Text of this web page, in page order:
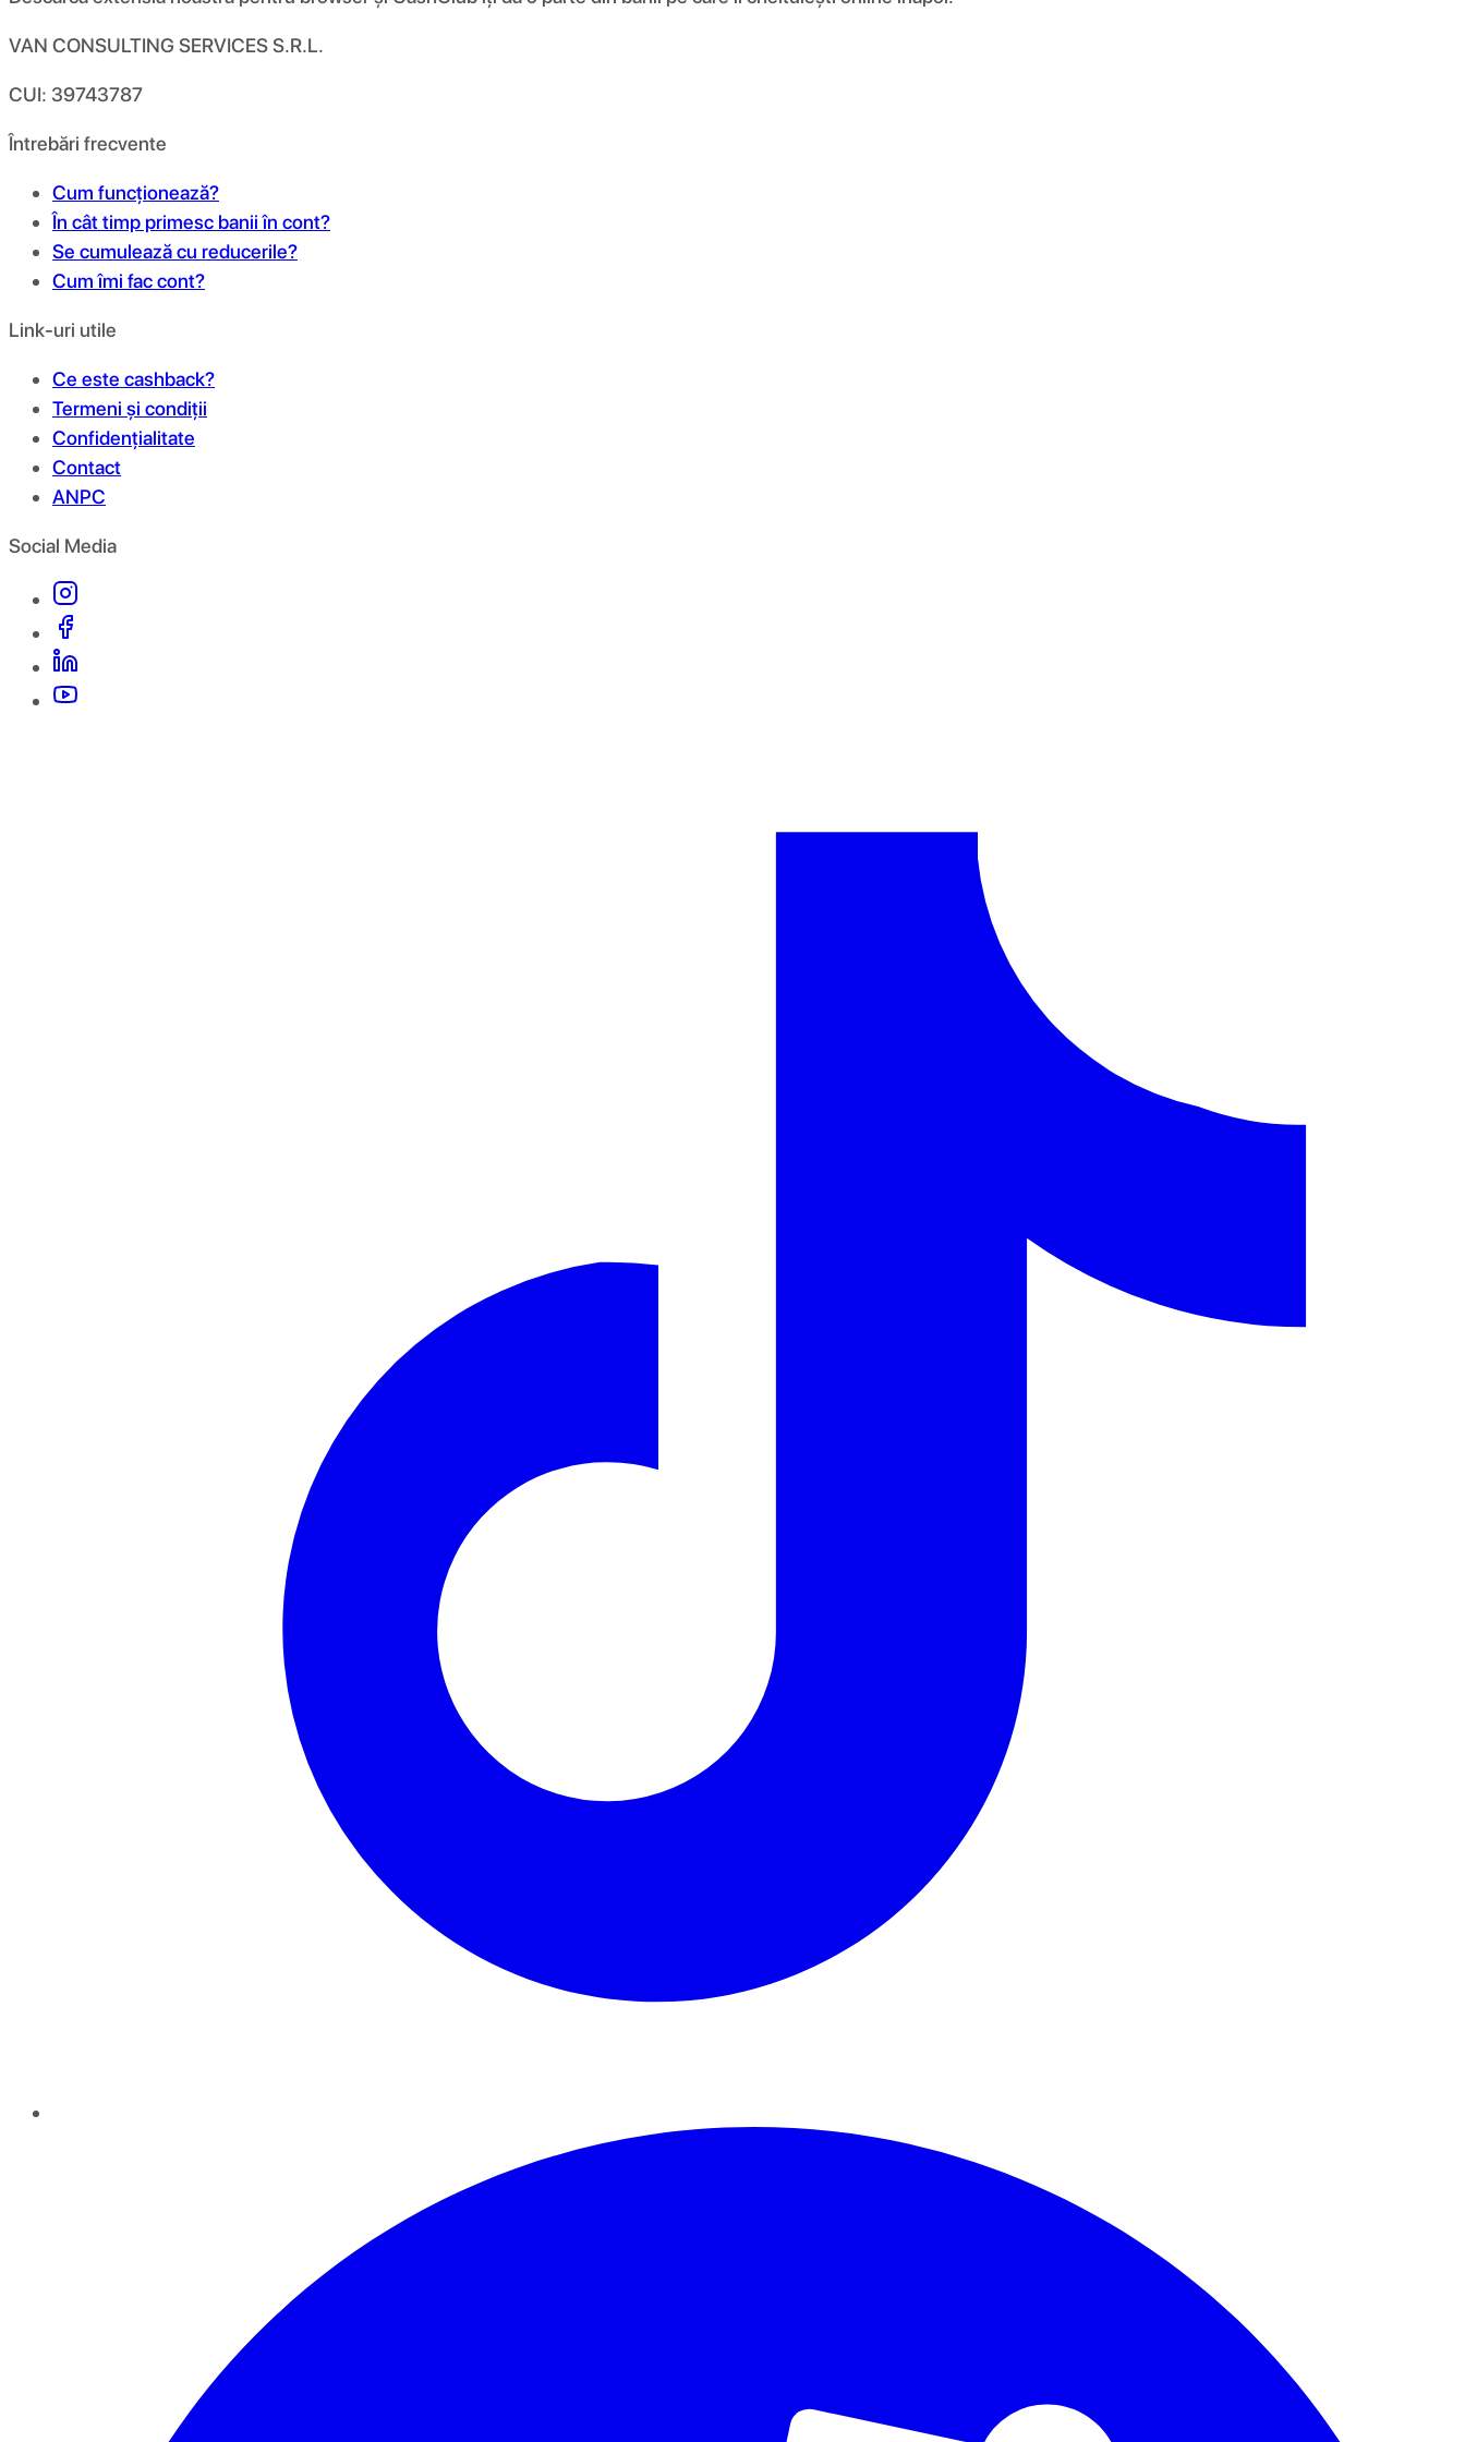
VAN CONSULTING SERVICES S.R.L.
CUI: 39743787
Întrebări frecvente
Cum funcționează?
În cât timp primesc banii în cont?
Se cumulează cu reducerile?
Cum îmi fac cont?
Link-uri utile
Ce este cashback?
Termeni și condiții
Confidențialitate
Contact
ANPC
Social Media